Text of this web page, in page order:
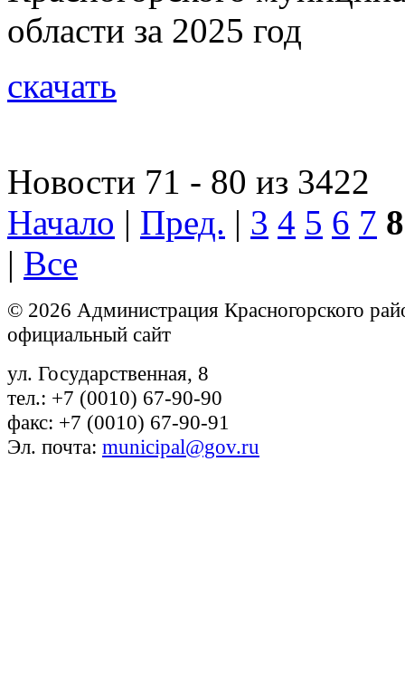
области за 2025 год
скачать
Новости 71 - 80 из 3422
Начало | Пред. | 3 4 5 6 7 8
| Все
© 2026 Администрация Красногорского
официальный сайт
ул. Государственная, 8
тел.: +7 (0010) 67-90-90
факс: +7 (0010) 67-90-91
Эл. почта: municipal@gov.ru